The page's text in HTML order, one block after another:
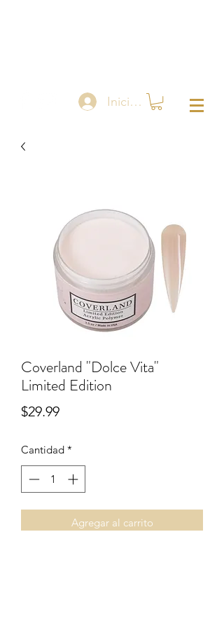
Iniciar sesión
Coverland "Dolce Vita"
Limited Edition
$29.99Precio
Cantidad *
Agregar al carrito